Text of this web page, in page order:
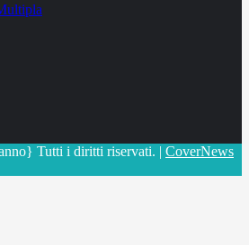
Tutti i diritti riservati. | CoverNews